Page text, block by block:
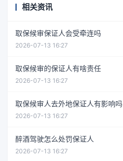
相关资讯
取保候审保证人会受牵连吗
2026-07-13 16:27
取保候审的保证人有啥责任
2026-07-13 16:27
取保候审人去外地保证人有影响吗
2026-07-13 16:27
醉酒驾驶怎么处罚保证人
2026-07-13 16:27